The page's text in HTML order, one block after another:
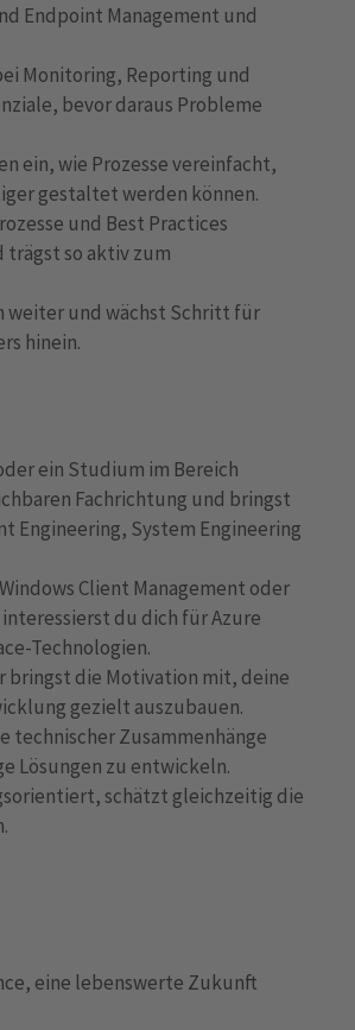
Endpoint Management und
Monitoring, Reporting und
bevor daraus Probleme
ein, wie Prozesse vereinfacht,
gestaltet werden können.
und Best Practices
trägst so aktiv zum
weiter und wächst Schritt für
hinein.
ein Studium im Bereich
Fachrichtung und bringst
Engineering, System Engineering
Client Management oder
du dich für Azure
Technologien.
bringst die Motivation mit, deine
gezielt auszubauen.
technischer Zusammenhänge
Lösungen zu entwickeln.
schätzt gleichzeitig die
eine lebenswerte Zukunft